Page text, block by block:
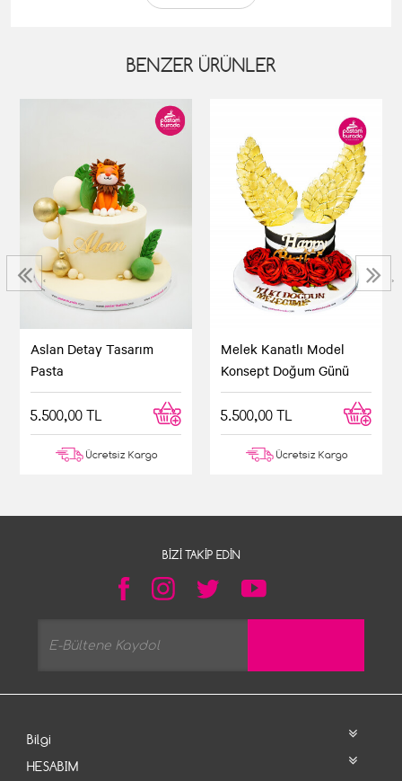
BENZER ÜRÜNLER
Aslan Detay Tasarım
Pasta
5.500,00 TL
Ücretsiz Kargo
Melek Kanatlı Model
Konsept Doğum Günü
Pastası
5.500,00 TL
Ücretsiz Kargo
‹ ›
BIZI TAKIP EDIN
Bilgi
HESABIM